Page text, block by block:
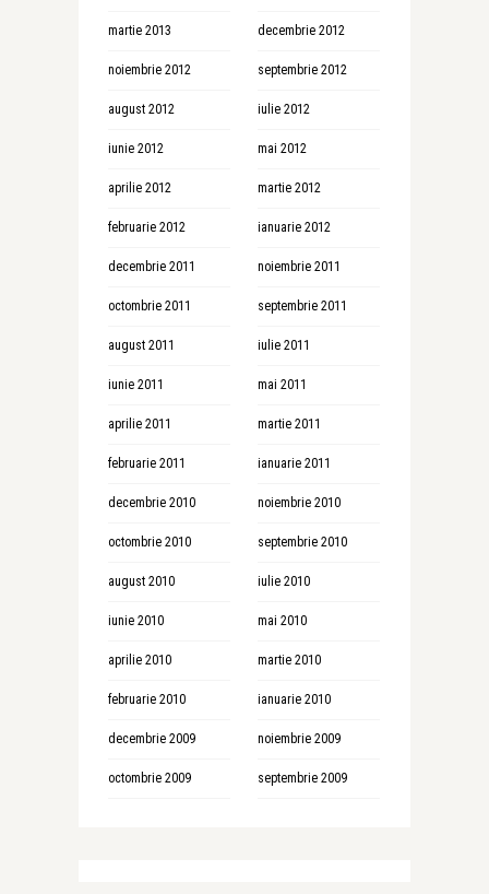
martie 2013 decembrie 2012
noiembrie 2012 septembrie 2012
august 2012 iulie 2012
iunie 2012 mai 2012
aprilie 2012 martie 2012
februarie 2012 ianuarie 2012
decembrie 2011 noiembrie 2011
octombrie 2011 septembrie 2011
august 2011 iulie 2011
iunie 2011 mai 2011
aprilie 2011 martie 2011
februarie 2011 ianuarie 2011
decembrie 2010 noiembrie 2010
octombrie 2010 septembrie 2010
august 2010 iulie 2010
iunie 2010 mai 2010
aprilie 2010 martie 2010
februarie 2010 ianuarie 2010
decembrie 2009 noiembrie 2009
octombrie 2009 septembrie 2009